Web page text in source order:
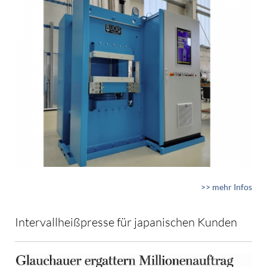
>> mehr Infos
Intervallheißpresse für japanischen Kunden